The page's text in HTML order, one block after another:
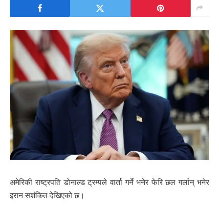
अमेरिकी राष्ट्रपति डोनाल्ड ट्रम्पले वार्ता गर्ने भनेर फेरि छल गर्लान् भनेर
इरान सशंकित देखिएको छ।